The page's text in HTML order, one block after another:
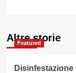
Altre storie
Featured